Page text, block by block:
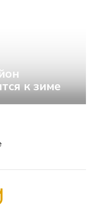
к зиме